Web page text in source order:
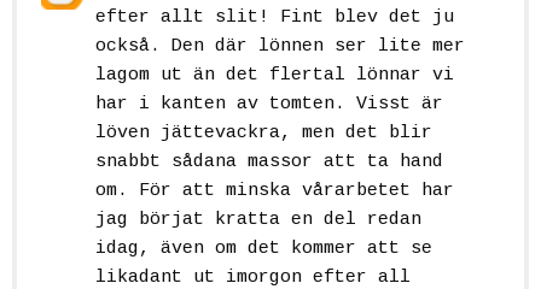
efter allt slit! Fint blev det ju
också. Den där lönnen ser lite mer
lagom ut än det flertal lönnar vi
har i kanten av tomten. Visst är
löven jättevackra, men det blir
snabbt sådana massor att ta hand
om. För att minska vårarbetet har
jag börjat kratta en del redan
idag, även om det kommer att se
likadant ut imorgon efter all